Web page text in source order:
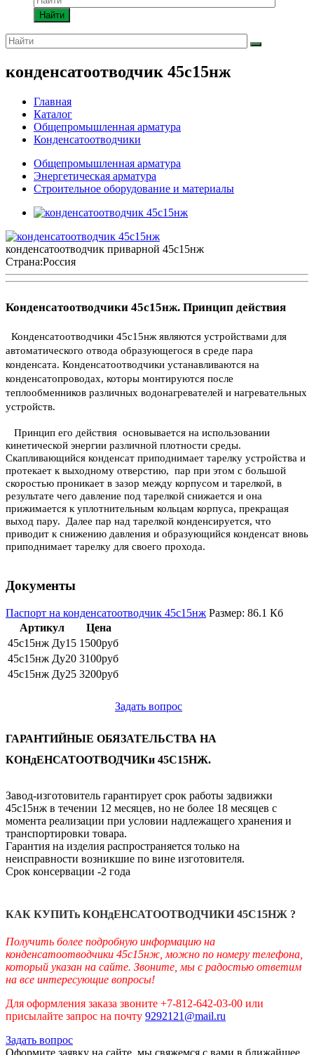
Найти
конденсатоотводчик 45с15нж
Главная
Каталог
Общепромышленная арматура
Конденсатоотводчики
Общепромышленная арматура
Энергетическая арматура
Строительное оборудование и материалы
конденсатоотводчик приварной 45с15нж
Страна:Россия
Конденсатоотводчики 45с15нж. Принцип действия
Конденсатоотводчики 45с15нж являются устройствами для
автоматического отвода образующегося в среде пара
конденсата. Конденсатоотводчики устанавливаются на
конденсатопроводах, которы монтируются после
теплообменников различных водонагревателей и нагревательных
устройств.
Принцип его действия основывается на использовании
кинетической энергии различной плотности среды.
Скапливающийся конденсат приподнимает тарелку устройства и
протекает к выходному отверстию, пар при этом с большой
скоростью проникает в зазор между корпусом и тарелкой, в
результате чего давление под тарелкой снижается и она
прижимается к уплотнительным кольцам корпуса, прекращая
выход пару. Далее пар над тарелкой конденсируется, что
приводит к снижению давления и образующийся конденсат вновь
приподнимает тарелку для своего прохода.
Документы
Паспорт на конденсатоотводчик 45с15нж Размер: 86.1 Кб
Артикул
Цена
45с15нж Ду15 1500руб
45с15нж Ду20 3100руб
45с15нж Ду25 3200руб
Задать вопрос
ГАРАНТИЙНЫЕ ОБЯЗАТЕЛЬСТВА НА
КОНдЕНСАТООТВОДЧИКи 45С15НЖ.
Завод-изготовитель гарантирует срок работы задвижки
45с15нж в течении 12 месяцев, но не более 18 месяцев с
момента реализации при условии надлежащего хранения и
транспортировки товара.
Гарантия на изделия распространяется только на
неисправности возникшие по вине изготовителя.
Срок консервации -2 года
КАК КУПИТь КОНдЕНСАТООТВОДЧИКИ 45С15НЖ ?
Получить более подробную информацию на
конденсатоотводчики 45с15нж, можно по номеру телефона,
который указан на сайте. Звоните, мы с радостью ответим
на все интересующие вопросы!
Для оформления заказа звоните +7-812-642-03-00 или
присылайте запрос на почту 9292121@mail.ru
Задать вопрос
Оформите заявку на сайте, мы свяжемся с вами в ближайшее